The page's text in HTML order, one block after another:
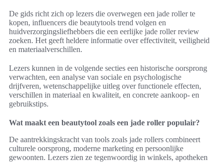
De gids richt zich op lezers die overwegen een jade roller te
kopen, influencers die beautytools trend volgen en
huidverzorgingsliefhebbers die een eerlijke jade roller review
zoeken. Het geeft heldere informatie over effectiviteit, veiligheid
en materiaalverschillen.
Lezers kunnen in de volgende secties een historische oorsprong
verwachten, een analyse van sociale en psychologische
drijfveren, wetenschappelijke uitleg over functionele effecten,
verschillen in materiaal en kwaliteit, en concrete aankoop- en
gebruikstips.
Wat maakt een beautytool zoals een jade roller populair?
De aantrekkingskracht van tools zoals jade rollers combineert
culturele oorsprong, moderne marketing en persoonlijke
gewoonten. Lezers zien ze tegenwoordig in winkels, apotheken